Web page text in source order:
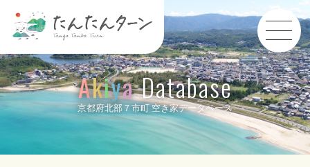
AkiyaDatabase
京都府北部７市町 空き家データベース